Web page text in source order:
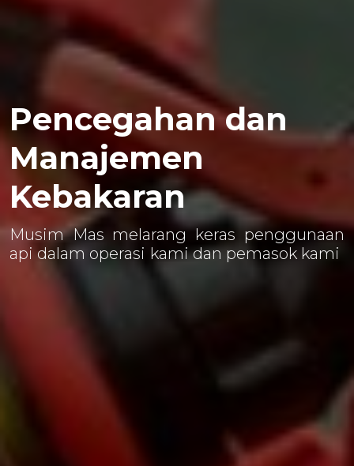
Pencegahan dan
Manajemen
Kebakaran
Musim Mas melarang keras penggunaan
api dalam operasi kami dan pemasok kami